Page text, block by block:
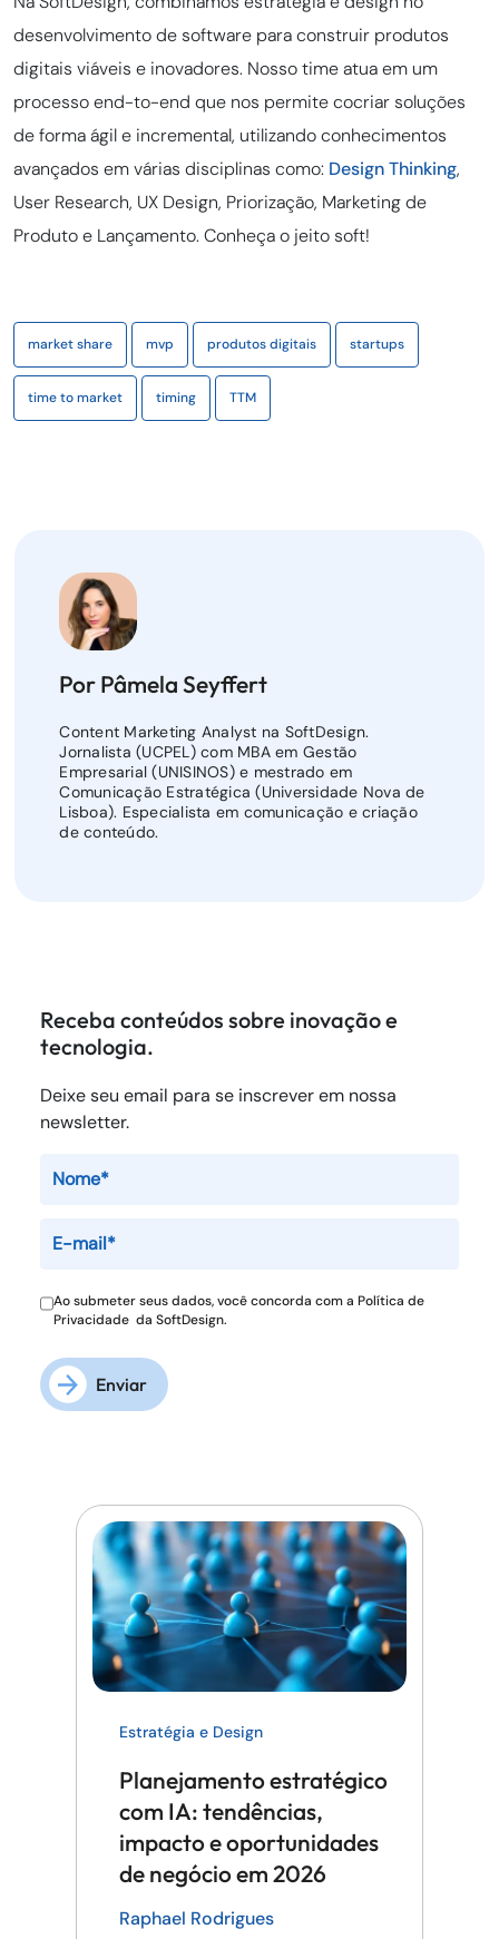
desenvolvimento de software para construir produtos
digitais viáveis e inovadores. Nosso time atua em um
processo end-to-end que nos permite cocriar soluções
de forma ágil e incremental, utilizando conhecimentos
avançados em várias disciplinas como: Design Thinking,
User Research, UX Design, Priorização, Marketing de
Produto e Lançamento. Conheça o jeito soft!
market share mvp produtos digitais startups
time to market timing TTM
Por Pâmela Seyffert
Content Marketing Analyst na SoftDesign.
Jornalista (UCPEL) com MBA em Gestão
Empresarial (UNISINOS) e mestrado em
Comunicação Estratégica (Universidade Nova de
Lisboa). Especialista em comunicação e criação
de conteúdo.
Receba conteúdos sobre inovação e
tecnologia.
Deixe seu email para se inscrever em nossa
newsletter.
Ao submeter seus dados, você concorda com a Política de
Privacidade da SoftDesign.
Enviar
Estratégia e Design
Planejamento estratégico
com IA: tendências,
impacto e oportunidades
de negócio em 2026
Raphael Rodrigues